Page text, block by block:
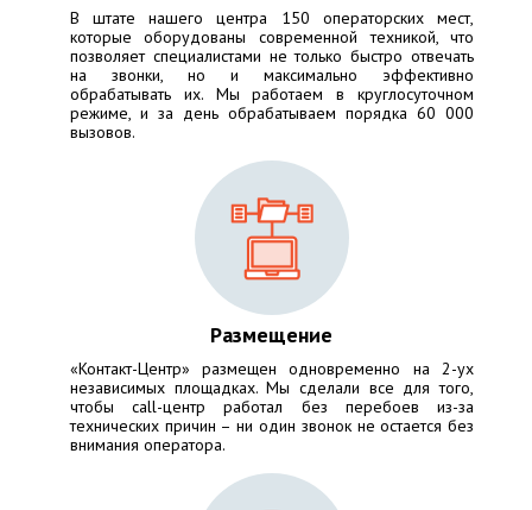
В штате нашего центра 150 операторских мест,
которые оборудованы современной техникой, что
позволяет специалистами не только быстро отвечать
на звонки, но и максимально эффективно
обрабатывать их. Мы работаем в круглосуточном
режиме, и за день обрабатываем порядка 60 000
вызовов.
Размещение
«Контакт-Центр» размещен одновременно на 2-ух
независимых площадках. Мы сделали все для того,
чтобы call-центр работал без перебоев из-за
технических причин – ни один звонок не остается без
внимания оператора.